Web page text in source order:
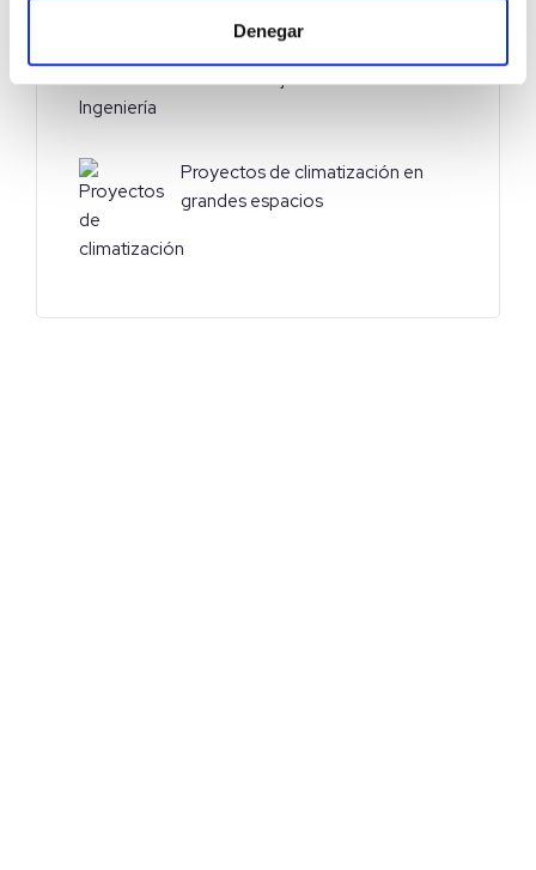
Denegar
Día Internacional de la Mujer en la
Ingeniería
Proyectos de climatización en
grandes espacios